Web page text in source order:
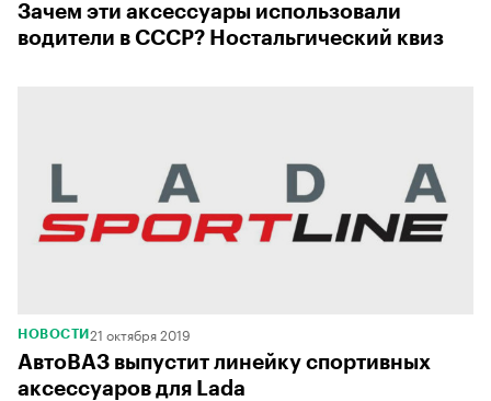
Зачем эти аксессуары использовали
водители в СССР? Ностальгический квиз
НОВОСТИ 21 октября 2019
АвтоВАЗ выпустит линейку спортивных
аксессуаров для Lada